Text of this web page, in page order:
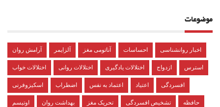
موضوعات
آرامش روان آلزایمر آناتومی مغز احساسات اخبار روانشناسی
اختلالات خواب اختلالات روانی اختلالات یادگیری ازدواج استرس
اسکیزوفرنی اضطراب اعتماد به نفس اعتیاد افسردگی
اوتیسم بهداشت روان تحریک مغز تشخیص افسردگی حافظه